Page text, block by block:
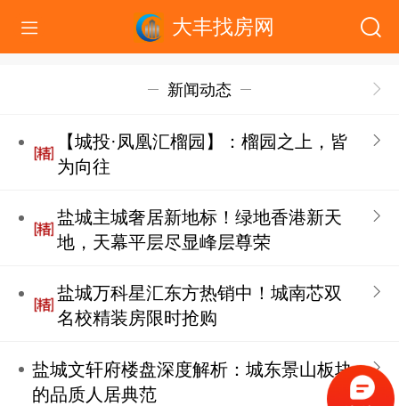
大丰找房网
新闻动态
【城投·凤凰汇榴园】：榴园之上，皆
为向往
盐城主城奢居新地标！绿地香港新天
地，天幕平层尽显峰层尊荣
盐城万科星汇东方热销中！城南芯双
名校精装房限时抢购
盐城文轩府楼盘深度解析：城东景山板块
的品质人居典范